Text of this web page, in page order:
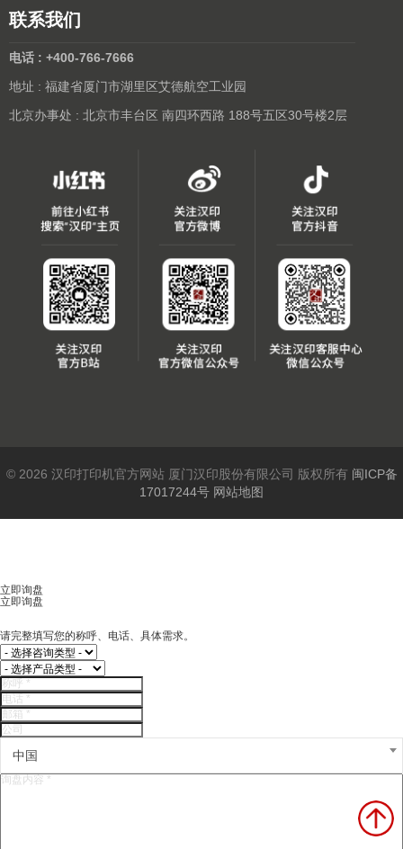
联系我们
电话 : +400-766-7666
地址 : 福建省厦门市湖里区艾德航空工业园
北京办事处 : 北京市丰台区 南四环西路 188号五区30号楼2层
© 2026 汉印打印机官方网站 厦门汉印股份有限公司 版权所有 闽ICP备
17017244号 网站地图
立即询盘
立即询盘
请完整填写您的称呼、电话、具体需求。
中国